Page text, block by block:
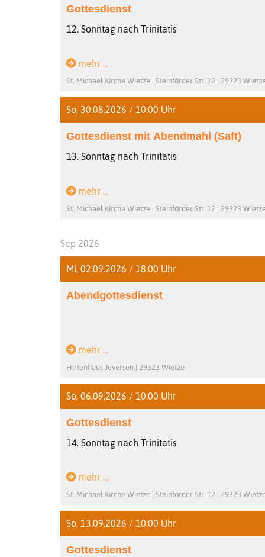
Gottesdienst
12. Sonntag nach Trinitatis
mehr ...
St. Michael Kirche Wietze | Steinförder Str. 12 | 29323
So, 30.08.2026 / 10:00 Uhr
Gottesdienst mit Abendmahl (Saft)
13. Sonntag nach Trinitatis
mehr ...
St. Michael Kirche Wietze | Steinförder Str. 12 | 29323
Sep 2026
Mi, 02.09.2026 / 18:00 Uhr
Abendgottesdienst
mehr ...
Hirtenhaus Jeversen | 29323 Wietze
So, 06.09.2026 / 10:00 Uhr
Gottesdienst
14. Sonntag nach Trinitatis
mehr ...
St. Michael Kirche Wietze | Steinförder Str. 12 | 29323
So, 13.09.2026 / 10:00 Uhr
Gottesdienst